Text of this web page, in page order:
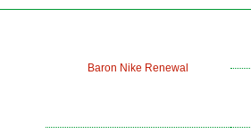
Baron Nike Renewal